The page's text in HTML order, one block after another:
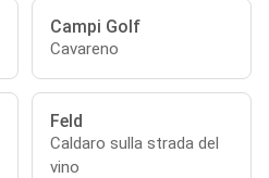
Campi Golf
Cavareno
Feld
Caldaro sulla strada del
vino